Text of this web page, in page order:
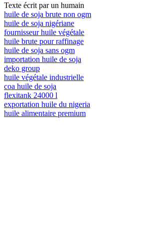
Texte écrit par un humain
huile de soja brute non ogm
huile de soja nigériane
fournisseur huile végétale
huile brute pour raffinage
huile de soja sans ogm
importation huile de soja
deko group
huile végétale industrielle
coa huile de soja
flexitank 24000 l
exportation huile du nigeria
huile alimentaire premium